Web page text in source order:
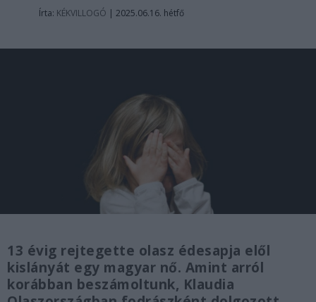
Írta: KÉKVILLOGÓ | 2025.06.16. hétfő
13 évig rejtegette olasz édesapja elől
kislányát egy magyar nő. Amint arról
korábban beszámoltunk, Klaudia